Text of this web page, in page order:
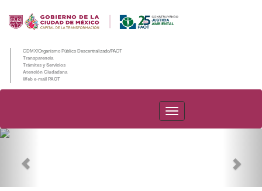
CDMX/Organismo Público Descentralizado/PAOT
Transparencia
Trámites y Servicios
Atención Ciudadana
Web e-mail PAOT
PAOT